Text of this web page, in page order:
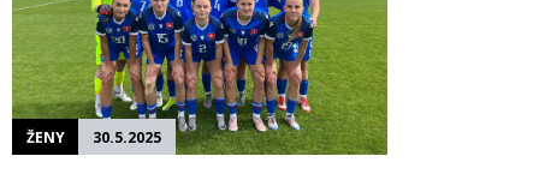
ŽENY 30.5.2025